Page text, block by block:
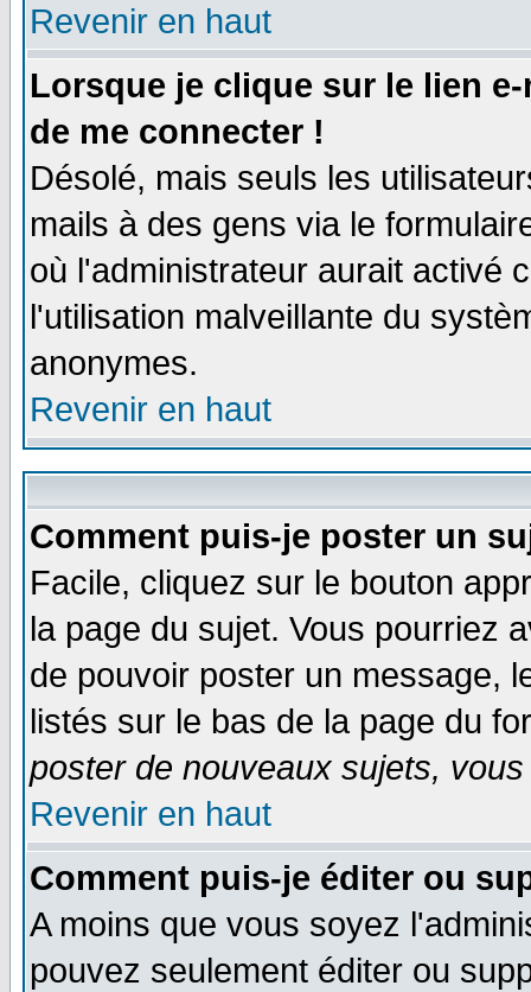
Revenir en haut
Lorsque je clique sur le lien
de me connecter !
Désolé, mais seuls les
mails à des gens via le
où l'administrateur aurait activé
l'utilisation malveillante du
anonymes.
Revenir en haut
Comment puis-je poster un
Facile, cliquez sur le bouton
la page du sujet. Vous pourriez
de pouvoir poster un message,
listés sur le bas de la page du
poster de nouveaux sujets,
Revenir en haut
Comment puis-je éditer ou
A moins que vous soyez
pouvez seulement éditer ou